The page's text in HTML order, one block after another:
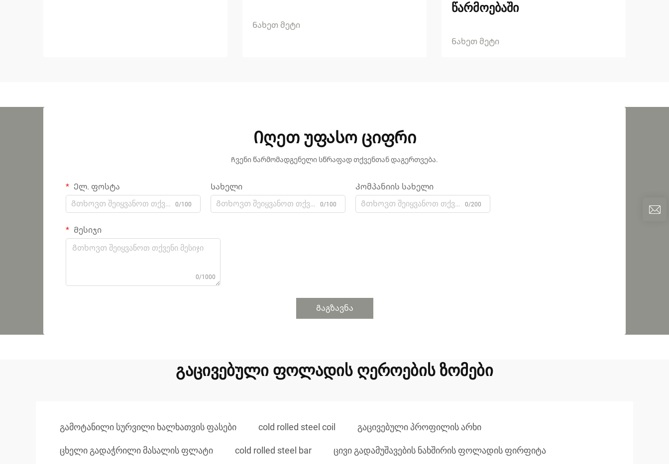
Ნახეთ მეტი
წარმოებაში
Ნახეთ მეტი
Იღეთ უფასო ციფრი
Ჩვენი წარმომადგენელი სწრაფად თქვენთან დაგერთვება.
Ელ. ფოსტა
0/100
Სახელი
0/100
Კომპანიის სახელი
0/200
Მესიჯი
0/1000
Გაგზავნა
გაცივებული ფოლადის ღეროების ზომები
გამოტანილი სურვილი ხალხათვის ფასები cold rolled steel coil გაცივებული პროფილის არხი
ცხელი გადაჭრილი მასალის ფლატი cold rolled steel bar ცივი გადამუშავების ნახშირის ფოლადის ფირფიტა